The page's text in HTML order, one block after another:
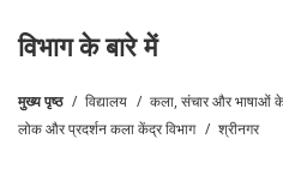
विभाग के बारे में
पग
मुख्य पृष्ठ विद्यालय
कला, संचार और भाषाओं
लोक और प्रदर्शन कला केंद्र विभाग
श्रीनगर